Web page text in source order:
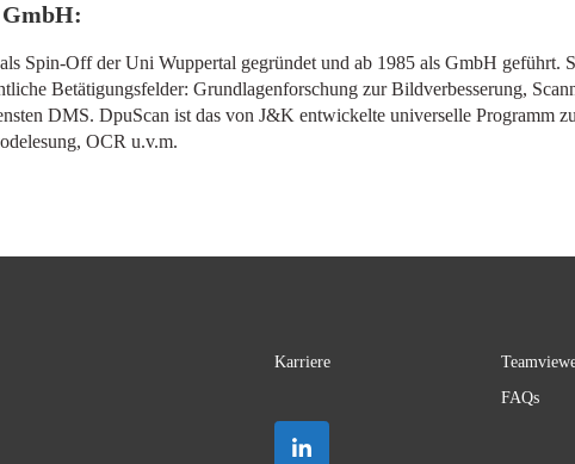
Spin-Off der Uni Wuppertal gegründet und ab 1985 als GmbH geführt.
Betätigungsfelder: Grundlagenforschung zur Bildverbesserung,
DMS. DpuScan ist das von J&K entwickelte universelle Programm
OCR u.v.m.
Karriere
FAQs